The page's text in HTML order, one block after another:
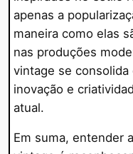
apenas a
maneira como elas
nas produções
vintage se
inovação e
atual.
Em suma, entender